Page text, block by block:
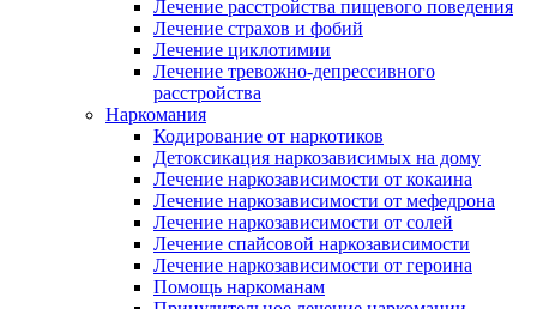
Лечение расстройства пищевого поведения
Лечение страхов и фобий
Лечение циклотимии
Лечение тревожно-депрессивного
расстройства
Наркомания
Кодирование от наркотиков
Детоксикация наркозависимых на дому
Лечение наркозависимости от кокаина
Лечение наркозависимости от мефедрона
Лечение наркозависимости от солей
Лечение спайсовой наркозависимости
Лечение наркозависимости от героина
Помощь наркоманам